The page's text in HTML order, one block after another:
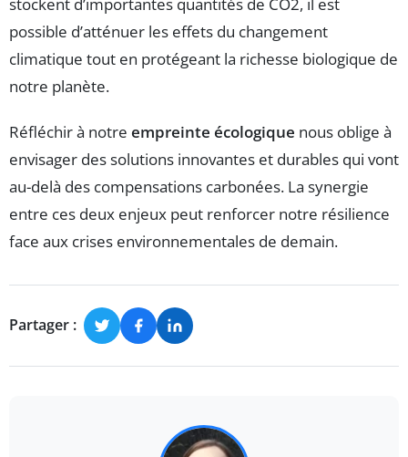
possible d’atténuer les effets du changement
climatique tout en protégeant la richesse biologique de
notre planète.
Réfléchir à notre empreinte écologique nous oblige à
envisager des solutions innovantes et durables qui vont
au-delà des compensations carbonées. La synergie
entre ces deux enjeux peut renforcer notre résilience
face aux crises environnementales de demain.
Partager :